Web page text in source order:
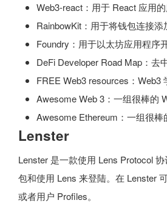
Web3-react：用于 React 应用
RainbowKit：用于将钱包连接添
Foundry：用于以太坊应用程序
DeFi Developer Road Map：去
FREE Web3 resources：Web3
Awesome Web 3：一组很棒的
Awesome Ethereum：一组很
Lenster
Lenster 是一款使用 Lens Protocol
包和使用 Lens 来登陆。在 Lenster
或者用户 Profiles。